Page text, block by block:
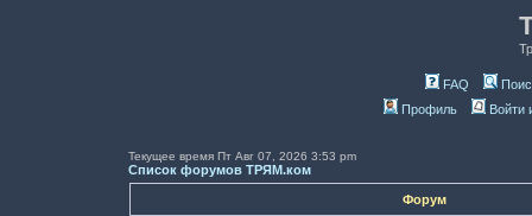
FAQ
Профиль
Войти
Текущее время Пт Авг 07, 2026 3:53 pm
Список форумов ТРЯМ.ком
Форум